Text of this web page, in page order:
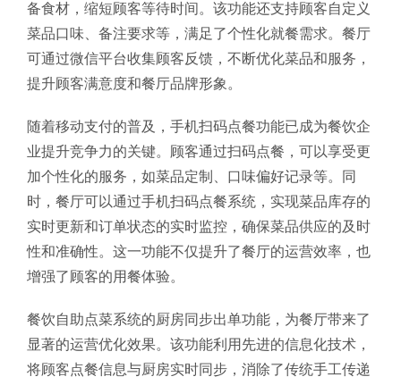
备食材，缩短顾客等待时间。该功能还支持顾客自定义
菜品口味、备注要求等，满足了个性化就餐需求。餐厅
可通过微信平台收集顾客反馈，不断优化菜品和服务，
提升顾客满意度和餐厅品牌形象。
随着移动支付的普及，手机扫码点餐功能已成为餐饮企
业提升竞争力的关键。顾客通过扫码点餐，可以享受更
加个性化的服务，如菜品定制、口味偏好记录等。同
时，餐厅可以通过手机扫码点餐系统，实现菜品库存的
实时更新和订单状态的实时监控，确保菜品供应的及时
性和准确性。这一功能不仅提升了餐厅的运营效率，也
增强了顾客的用餐体验。
餐饮自助点菜系统的厨房同步出单功能，为餐厅带来了
显著的运营优化效果。该功能利用先进的信息化技术，
将顾客点餐信息与厨房实时同步，消除了传统手工传递